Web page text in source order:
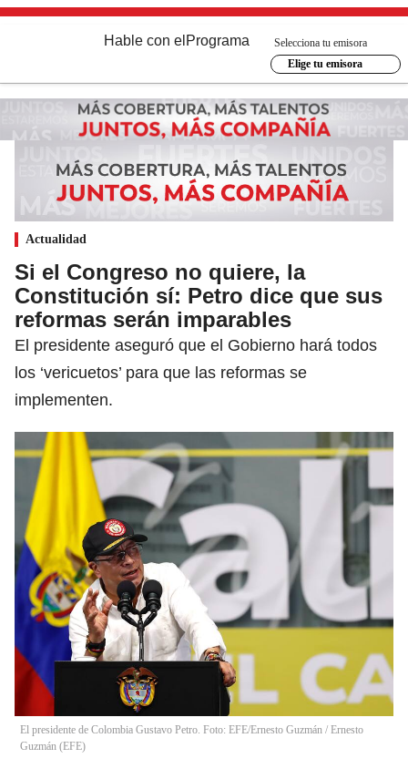
Hable con el Programa
Selecciona tu emisora
Elige tu emisora
Actualidad
Si el Congreso no quiere, la
Constitución sí: Petro dice que sus
reformas serán imparables
El presidente aseguró que el Gobierno hará todos
los ‘vericuetos’ para que las reformas se
implementen.
El presidente de Colombia Gustavo Petro. Foto: EFE/Ernesto Guzmán / Ernesto
Guzmán (EFE)